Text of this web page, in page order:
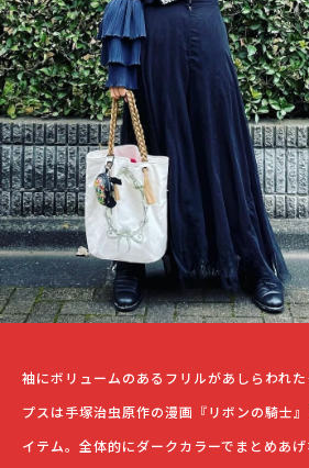
袖にボリュームのあるフリルがあしらわれ
プスは手塚治虫原作の漫画『リボンの騎士
イテム。全体的にダークカラーでまとめあ